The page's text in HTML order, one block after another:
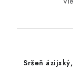
Sršeň